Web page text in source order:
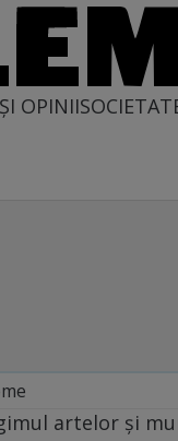
OPINII
artelor și
artelor şi